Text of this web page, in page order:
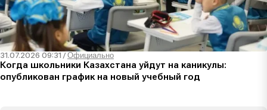
31.07.2026 09:31 /Официально
Когда школьники Казахстана уйдут на каникулы:
опубликован график на новый учебный год